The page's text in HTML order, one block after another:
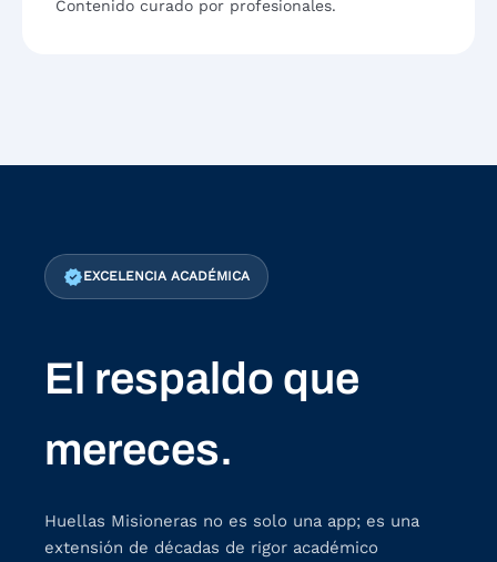
Contenido curado por profesionales.
verifiedEXCELENCIA ACADÉMICA
El respaldo que
mereces.
Huellas Misioneras no es solo una app; es una
extensión de décadas de rigor académico